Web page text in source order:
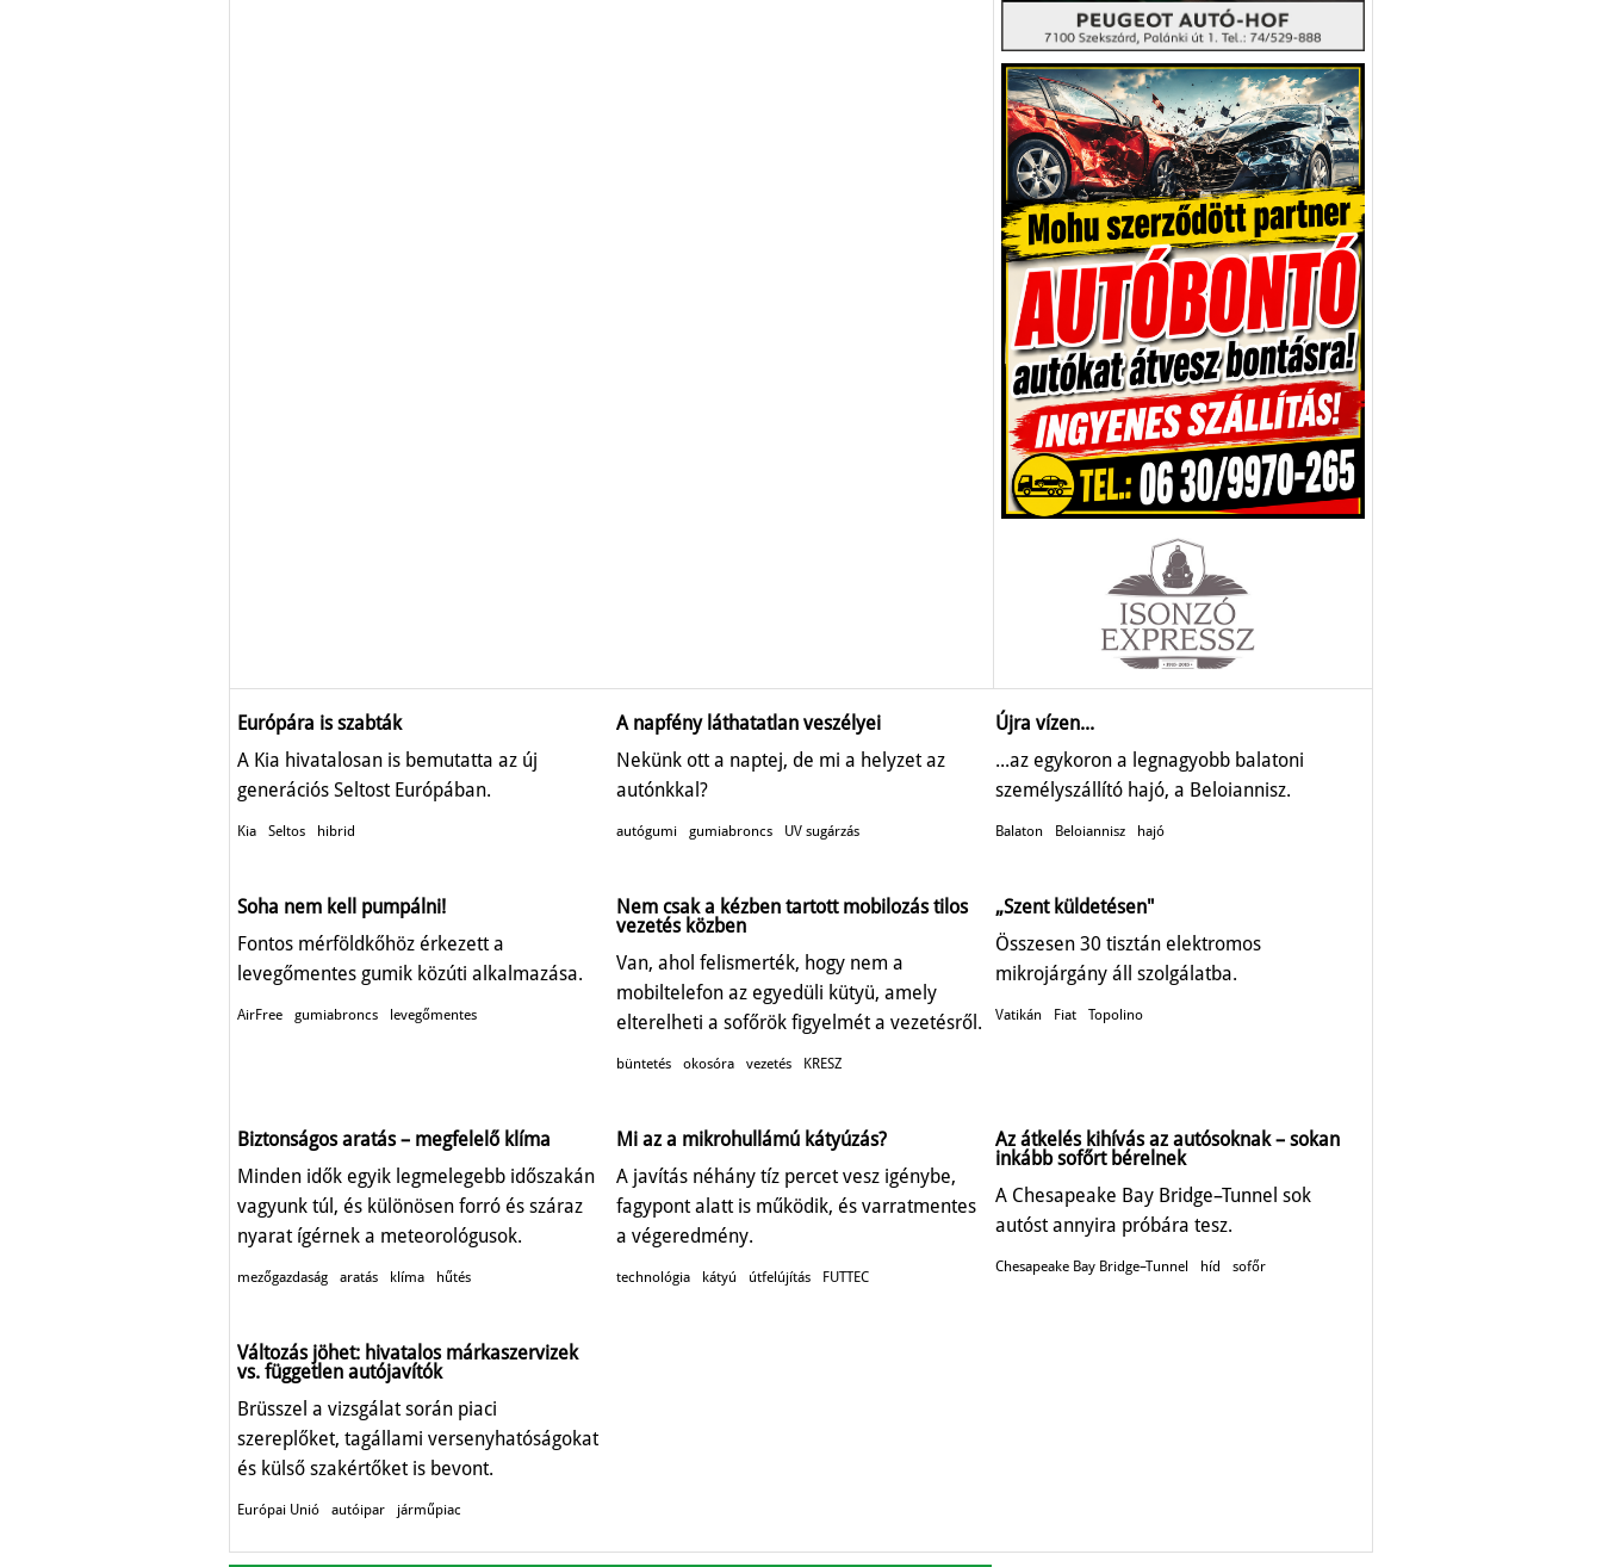
Európára is szabták
A Kia hivatalosan is bemutatta az új
generációs Seltost Európában.
Kia Seltos hibrid
A napfény láthatatlan veszélyei
Nekünk ott a naptej, de mi a helyzet az
autónkkal?
autógumi gumiabroncs UV sugárzás
Újra vízen...
...az egykoron a legnagyobb balatoni
személyszállító hajó, a Beloiannisz.
Balaton Beloiannisz hajó
Soha nem kell pumpálni!
Fontos mérföldkőhöz érkezett a
levegőmentes gumik közúti alkalmazása.
AirFree gumiabroncs levegőmentes
Nem csak a kézben tartott mobilozás tilos
vezetés közben
Van, ahol felismerték, hogy nem a
mobiltelefon az egyedüli kütyü, amely
elterelheti a sofőrök figyelmét a vezetésről.
büntetés okosóra vezetés KRESZ
„Szent küldetésen"
Összesen 30 tisztán elektromos
mikrojárgány áll szolgálatba.
Vatikán Fiat Topolino
Biztonságos aratás – megfelelő klíma
Minden idők egyik legmelegebb időszakán
vagyunk túl, és különösen forró és száraz
nyarat ígérnek a meteorológusok.
mezőgazdaság aratás klíma hűtés
Mi az a mikrohullámú kátyúzás?
A javítás néhány tíz percet vesz igénybe,
fagypont alatt is működik, és varratmentes
a végeredmény.
technológia kátyú útfelújítás FUTTEC
Az átkelés kihívás az autósoknak – sokan
inkább sofőrt bérelnek
A Chesapeake Bay Bridge–Tunnel sok
autóst annyira próbára tesz.
Chesapeake Bay Bridge–Tunnel híd sofőr
Változás jöhet: hivatalos márkaszervizek
vs. független autójavítók
Brüsszel a vizsgálat során piaci
szereplőket, tagállami versenyhatóságokat
és külső szakértőket is bevont.
Európai Unió autóipar járműpiac